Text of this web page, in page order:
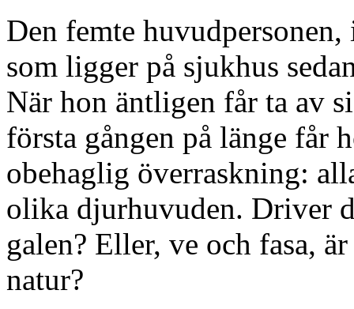
Den femte
som ligger på sjukhus
När hon äntligen får ta av
första gången på länge får
obehaglig överraskning:
olika djurhuvuden. Driver
galen? Eller, ve och fasa,
natur?